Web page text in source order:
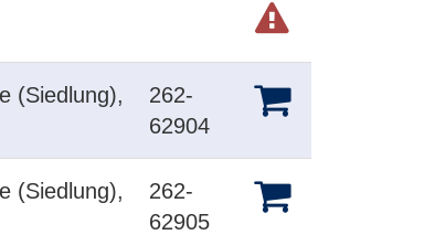
(Siedlung),
262-
62904
(Siedlung),
262-
62905